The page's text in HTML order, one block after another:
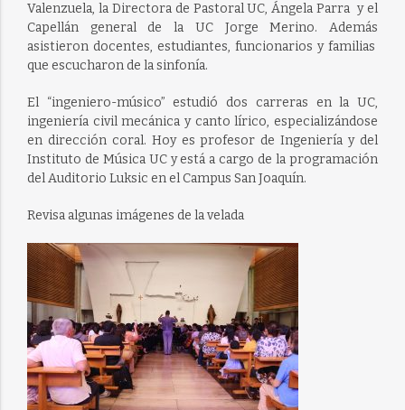
Valenzuela, la Directora de Pastoral UC, Ángela Parra y el
Capellán general de la UC Jorge Merino. Además
asistieron docentes, estudiantes, funcionarios y familias
que escucharon de la sinfonía.
El “ingeniero-músico” estudió dos carreras en la UC,
ingeniería civil mecánica y canto lírico, especializándose
en dirección coral. Hoy es profesor de Ingeniería y del
Instituto de Música UC y está a cargo de la programación
del Auditorio Luksic en el Campus San Joaquín.
Revisa algunas imágenes de la velada